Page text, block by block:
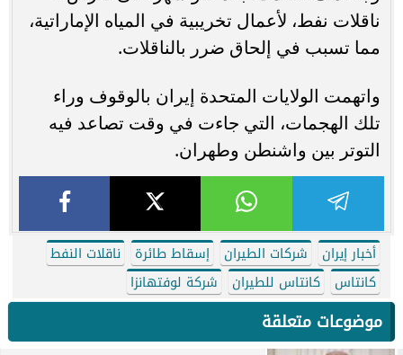
ناقلات نفط، لأعمال تخريبية في المياه الإماراتية،
مما تسبب في إلحاق ضرر بالناقلات.
واتهمت الولايات المتحدة إيران بالوقوف وراء
تلك الهجمات، التي جاءت في وقت تصاعد فيه
التوتر بين واشنطن وطهران.
أخبار إيران شركات الطيران إسقاط طائرة
ناقلات النفط
كانتاس
كانتاس للطيران شركة لوفتهانزا
موضوعات متعلقة